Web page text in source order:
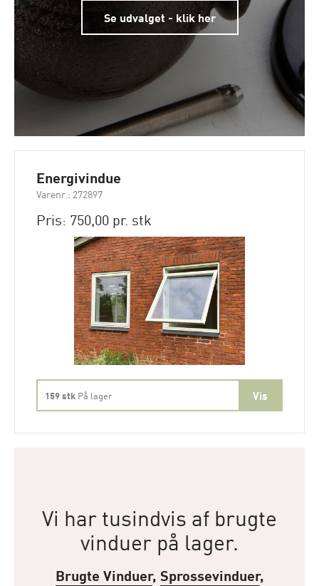
Se udvalget - klik her
Energivindue
Varenr.: 272897
Pris: 750,00 pr. stk
159 stk På lager
Vi har tusindvis af brugte
vinduer på lager.
Brugte Vinduer, Sprossevinduer,